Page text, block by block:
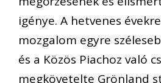
igénye. A hetvenes
mozgalom egyre
és a Közös Piachoz való
megkövetelte Grönland